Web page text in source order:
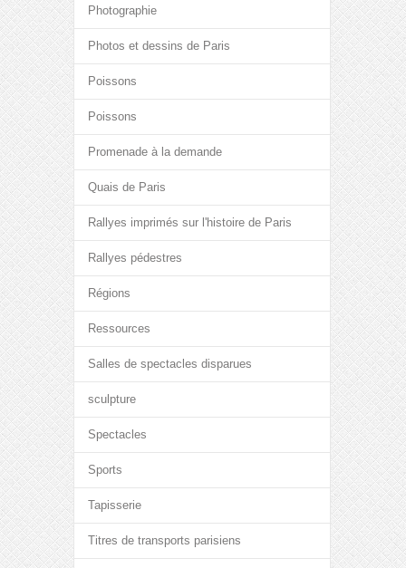
Photographie
Photos et dessins de Paris
Poissons
Poissons
Promenade à la demande
Quais de Paris
Rallyes imprimés sur l'histoire de Paris
Rallyes pédestres
Régions
Ressources
Salles de spectacles disparues
sculpture
Spectacles
Sports
Tapisserie
Titres de transports parisiens